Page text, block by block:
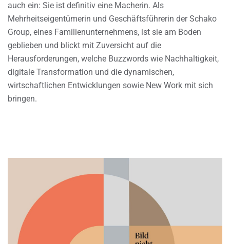
auch ein: Sie ist definitiv eine Macherin. Als
Mehrheitseigentümerin und Geschäftsführerin der Schako
Group, eines Familienunternehmens, ist sie am Boden
geblieben und blickt mit Zuversicht auf die
Herausforderungen, welche Buzzwords wie Nachhaltigkeit,
digitale Transformation und die dynamischen,
wirtschaftlichen Entwicklungen sowie New Work mit sich
bringen.